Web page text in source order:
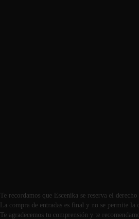
Te recordamos que Escenika se reserva el derecho
La compra de entradas es final y no se permite
Te agradecemos tu comprensión y te